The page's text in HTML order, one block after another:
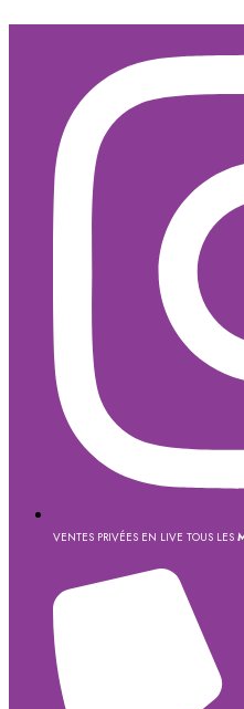
VENTES PRIVÉES EN LIVE TOUS LES